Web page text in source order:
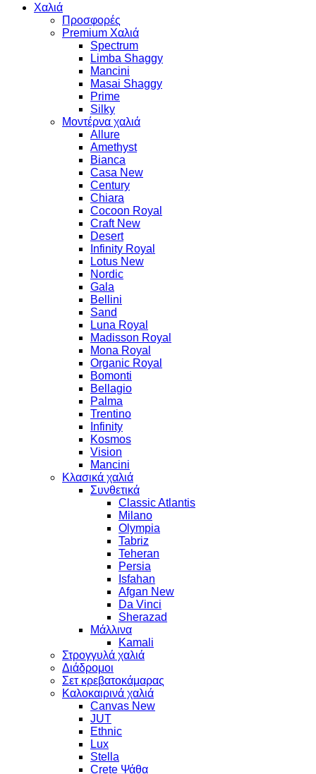
Χαλιά
Προσφορές
Premium Χαλιά
Spectrum
Limba Shaggy
Mancini
Masai Shaggy
Prime
Silky
Μοντέρνα χαλιά
Allure
Amethyst
Bianca
Casa New
Century
Chiara
Cocoon Royal
Craft New
Desert
Infinity Royal
Lotus New
Nordic
Gala
Bellini
Sand
Luna Royal
Madisson Royal
Mona Royal
Organic Royal
Bomonti
Bellagio
Palma
Trentino
Infinity
Kosmos
Vision
Mancini
Κλασικά χαλιά
Συνθετικά
Classic Atlantis
Milano
Olympia
Tabriz
Teheran
Persia
Isfahan
Afgan New
Da Vinci
Sherazad
Μάλλινα
Kamali
Στρογγυλά χαλιά
Διάδρομοι
Σετ κρεβατοκάμαρας
Καλοκαιρινά χαλιά
Canvas New
JUT
Ethnic
Lux
Stella
Crete Ψάθα